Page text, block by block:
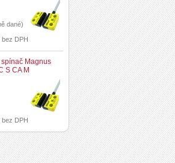
dané)
bez DPH
Magnus
S CA M
bez DPH